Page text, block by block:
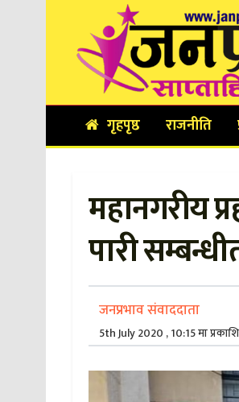
गृहपृष्ठ राजनीति
महानगरीय
पारी
जनप्रभाव संवाददाता
5th July 2020 , 10:15 मा